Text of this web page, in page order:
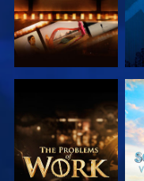
UTFORSKA
SERIEN